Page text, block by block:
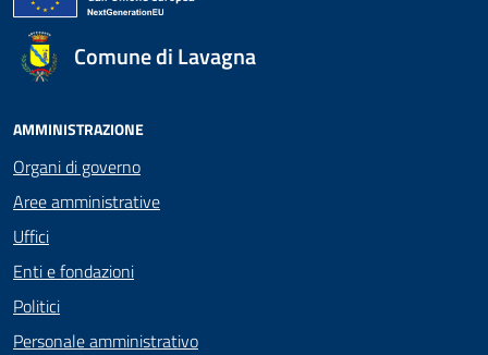
Comune di Lavagna
AMMINISTRAZIONE
Organi di governo
Aree amministrative
Uffici
Enti e fondazioni
Politici
Personale amministrativo